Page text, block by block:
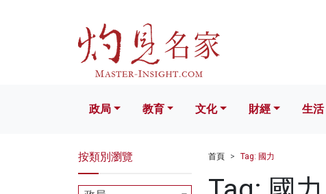
政局 教育 文化 財經 生活
首頁 Tag: 國力
按類別瀏覽